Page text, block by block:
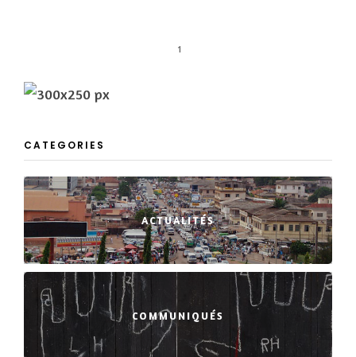
1
CATEGORIES
ACTUALITÉS
COMMUNIQUÉS